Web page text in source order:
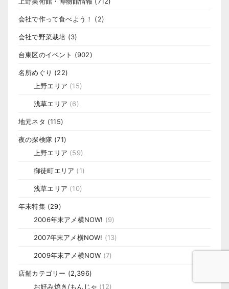
会社で作って食べよう！ (2)
会社で野菜栽培 (3)
台東区のイベント (902)
名所めぐり (22)
上野エリア (15)
浅草エリア (6)
地元ネタ (115)
夜の探検隊 (71)
上野エリア (59)
御徒町エリア (1)
浅草エリア (10)
年末特集(29)
2006年末アメ横NOW! (9)
2007年末アメ横NOW! (13)
2009年末アメ横NOW (7)
店舗カテゴリー (2,396)
お好み焼き/もんじゃ (12)